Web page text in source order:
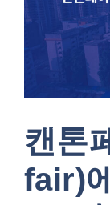
캔톤
fair)